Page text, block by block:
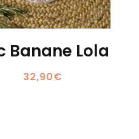
Banane Lola
32,90€